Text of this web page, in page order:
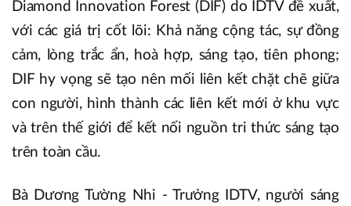
Diamond Innovation Forest (DIF) do IDTV đề xuất,
với các giá trị cốt lõi: Khả năng cộng tác, sự đồng
cảm, lòng trắc ẩn, hoà hợp, sáng tạo, tiên phong;
DIF hy vọng sẽ tạo nên mối liên kết chặt chẽ giữa
con người, hình thành các liên kết mới ở khu vực
và trên thế giới để kết nối nguồn tri thức sáng tạo
trên toàn cầu.
Bà Dương Tường Nhi - Trưởng IDTV, người sáng